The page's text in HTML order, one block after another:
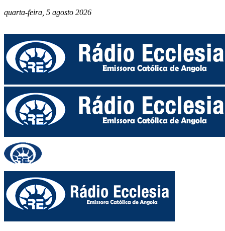
quarta-feira, 5 agosto 2026